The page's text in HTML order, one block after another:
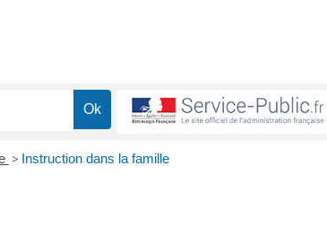
> Instruction dans la famille